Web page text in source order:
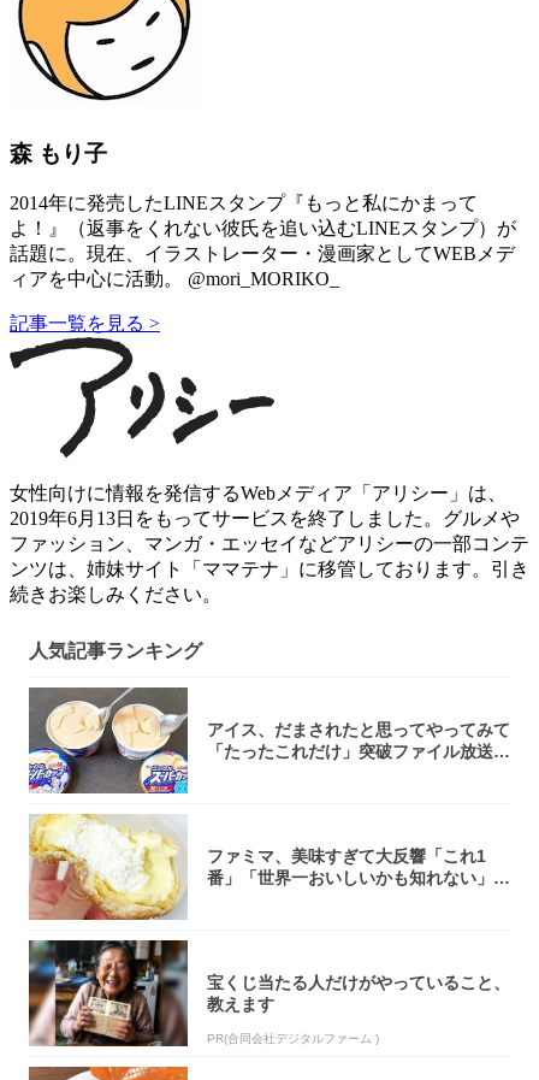
森 もり子
2014年に発売したLINEスタンプ『もっと私にかまって
よ！』（返事をくれない彼氏を追い込むLINEスタンプ）が
話題に。現在、イラストレーター・漫画家としてWEBメデ
ィアを中心に活動。 @mori_MORIKO_
記事一覧を見る >
女性向けに情報を発信するWebメディア「アリシー」は、
2019年6月13日をもってサービスを終了しました。グルメや
ファッション、マンガ・エッセイなどアリシーの一部コンテ
ンツは、姉妹サイト「ママテナ」に移管しております。引き
続きお楽しみください。
人気記事ランキング
アイス、だまされたと思ってやってみて
「たったこれだけ」突破ファイル放送で
ファミマ、美味すぎて大反響「これ1
番」「世界一おいしいかも知れない」
宝くじ当たる人だけがやっていること、
教えます
PR(合同会社デジタルファーム )